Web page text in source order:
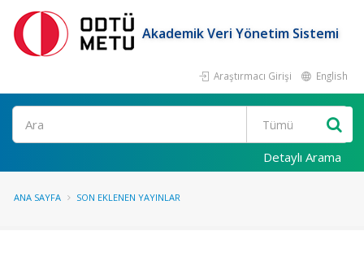
Akademik Veri Yönetim Sistemi
Araştırmacı Girişi English
Ara
Detaylı Arama
ANA SAYFA SON EKLENEN YAYINLAR